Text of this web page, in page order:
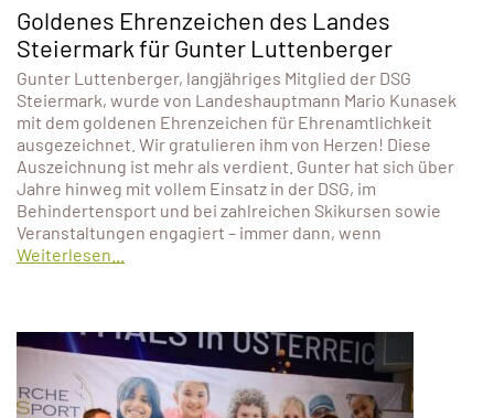
Goldenes Ehrenzeichen des Landes
Steiermark für Gunter Luttenberger
Gunter Luttenberger, langjähriges Mitglied der DSG
Steiermark, wurde von Landeshauptmann Mario Kunasek
mit dem goldenen Ehrenzeichen für Ehrenamtlichkeit
ausgezeichnet. Wir gratulieren ihm von Herzen! Diese
Auszeichnung ist mehr als verdient. Gunter hat sich über
Jahre hinweg mit vollem Einsatz in der DSG, im
Behindertensport und bei zahlreichen Skikursen sowie
Veranstaltungen engagiert – immer dann, wenn
Weiterlesen...